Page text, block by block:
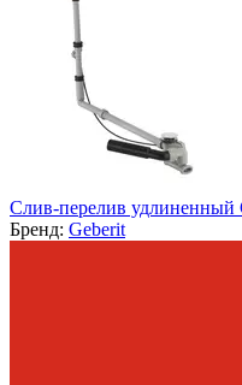
Слив-перелив удлиненный
Бренд: Geberit